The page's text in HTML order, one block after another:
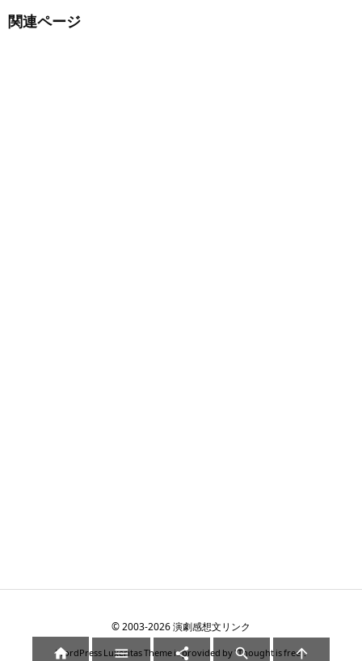
関連ページ
©2003-2026演劇感想文リンク
WordPress Luxeritas Theme is provided by "Thought is free".
    